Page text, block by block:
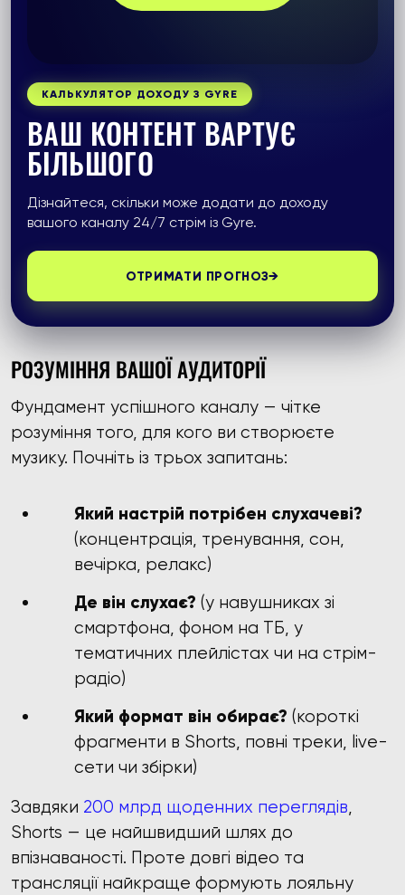
КАЛЬКУЛЯТОР ДОХОДУ З GYRE
ВАШ КОНТЕНТ ВАРТУЄ
БІЛЬШОГО
Дізнайтеся, скільки може додати до доходу
вашого каналу 24/7 стрім із Gyre.
ОТРИМАТИ ПРОГНОЗ→
РОЗУМІННЯ ВАШОЇ АУДИТОРІЇ
Фундамент успішного каналу — чітке
розуміння того, для кого ви створюєте
музику. Почніть із трьох запитань:
Який настрій потрібен слухачеві?
(концентрація, тренування, сон,
вечірка, релакс)
Де він слухає? (у навушниках зі
смартфона, фоном на ТБ, у
тематичних плейлістах чи на стрім-
радіо)
Який формат він обирає? (короткі
фрагменти в Shorts, повні треки, live-
сети чи збірки)
Завдяки 200 млрд щоденних переглядів,
Shorts — це найшвидший шлях до
впізнаваності. Проте довгі відео та
трансляції найкраще формують лояльну